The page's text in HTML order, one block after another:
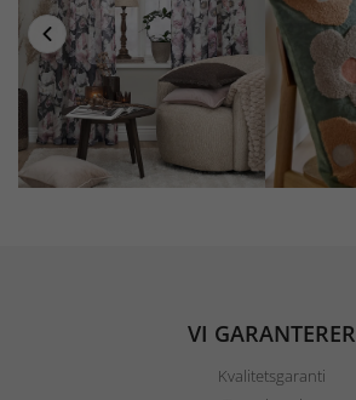
VI GARANTERER
Kvalitetsgaranti